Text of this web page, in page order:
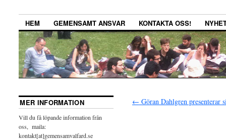
HEM GEMENSAMT ANSVAR KONTAKTA OSS!
← Göran Dahlgren presenterar
MER INFORMATION
Vill du få löpande information från
oss, maila:
kontakt[at]gemensamvalfard.se